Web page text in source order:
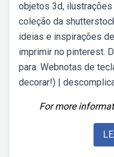
objetos 3d,
coleção da
ideias e inspirações
imprimir no pinterest.
para. Webnotas de
decorar!) |
For more